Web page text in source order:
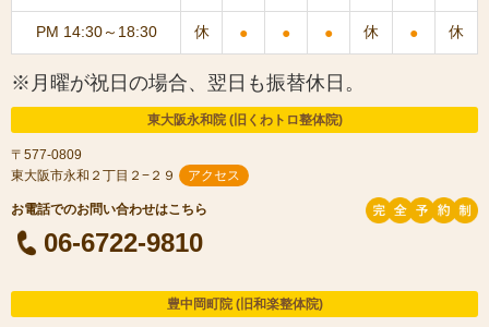
PM 14:30～18:30 休 ● ● ● 休 ● 休
※月曜が祝日の場合、翌日も振替休日。
東大阪永和院 (旧くわトロ整体院)
〒577-0809
東大阪市永和２丁目２−２９
アクセス
06-6722-9810
豊中岡町院 (旧和楽整体院)